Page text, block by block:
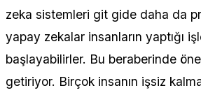
zeka sistemleri git gide daha da
yapay zekalar insanların yaptığı
başlayabilirler. Bu beraberinde
getiriyor. Birçok insanın işsiz